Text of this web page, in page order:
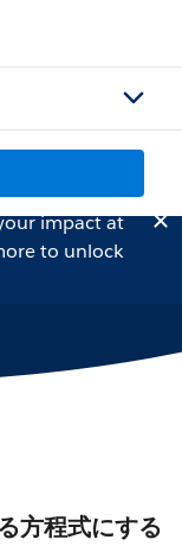
impact at
to unlock
方程式にする